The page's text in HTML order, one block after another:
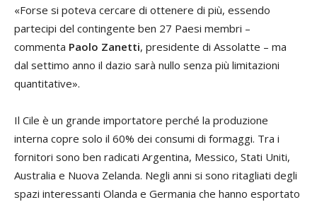
«Forse si poteva cercare di ottenere di più, essendo
partecipi del contingente ben 27 Paesi membri –
commenta Paolo Zanetti, presidente di Assolatte – ma
dal settimo anno il dazio sarà nullo senza più limitazioni
quantitative».
Il Cile è un grande importatore perché la produzione
interna copre solo il 60% dei consumi di formaggi. Tra i
fornitori sono ben radicati Argentina, Messico, Stati Uniti,
Australia e Nuova Zelanda. Negli anni si sono ritagliati degli
spazi interessanti Olanda e Germania che hanno esportato